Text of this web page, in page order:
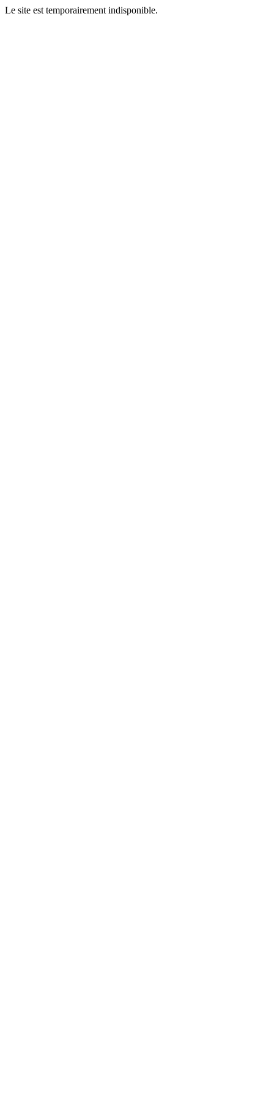
Le site est temporairement indisponible.